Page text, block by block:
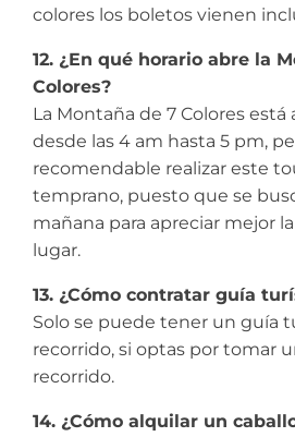
colores los boletos vienen
12. ¿En qué horario abre la
Colores?
La Montaña de 7 Colores
desde las 4 am hasta 5 pm,
recomendable realizar este
temprano, puesto que se
mañana para apreciar mejor
lugar.
13. ¿Cómo contratar guía
Solo se puede tener un guía
recorrido, si optas por tomar
recorrido.
14. ¿Cómo alquilar un